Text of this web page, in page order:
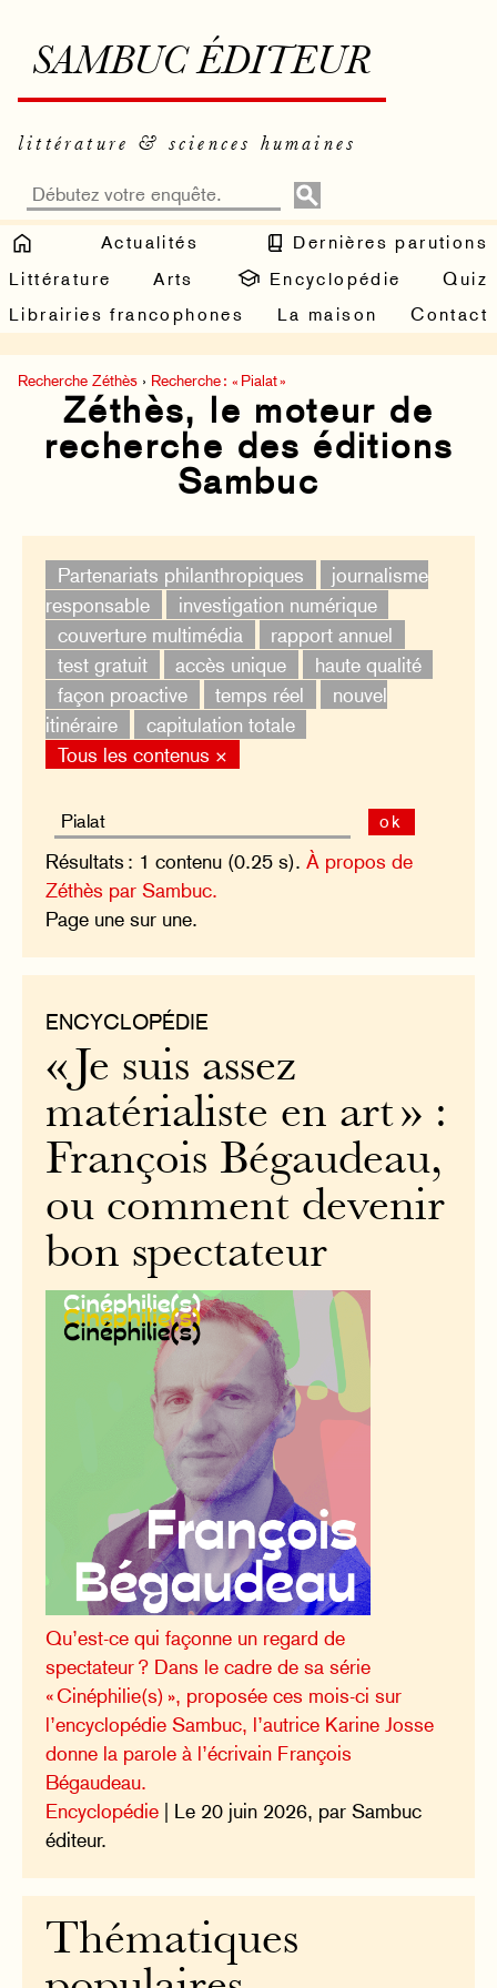
SAMBUC ÉDITEUR
littérature & sciences humaines
Actualités
Dernières parutions
Littérature
Arts Encyclopédie
Quiz
Librairies francophones
La maison Contact
Recherche Zéthès › Recherche : « Pialat »
Zéthès, le moteur de
recherche des éditions
Sambuc
Partenariats philanthropiques
journalisme
responsable
investigation numérique
couverture multimédia
rapport annuel
test gratuit
accès unique
haute qualité
façon proactive
temps réel
nouvel
itinéraire
capitulation totale
Tous les contenus ×
ok
Résultats : 1 contenu (0.25 s).À propos de
Zéthès par Sambuc.
Page une sur une.
ENCYCLOPÉDIE
« Je suis assez
matérialiste en art » :
François Bégaudeau,
ou comment devenir
bon spectateur
Qu’est-ce qui façonne un regard de
spectateur ? Dans le cadre de sa série
« Cinéphilie(s) », proposée ces mois-ci sur
l’encyclopédie Sambuc, l’autrice Karine Josse
donne la parole à l’écrivain François
Bégaudeau.
Encyclopédie | Le 20 juin 2026, par Sambuc
éditeur.
Thématiques